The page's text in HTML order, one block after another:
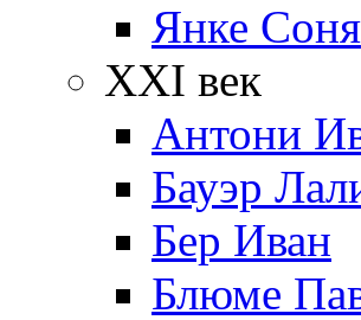
Янке Соня
XXI век
Антони
Бауэр
Бер Иван
Блюме